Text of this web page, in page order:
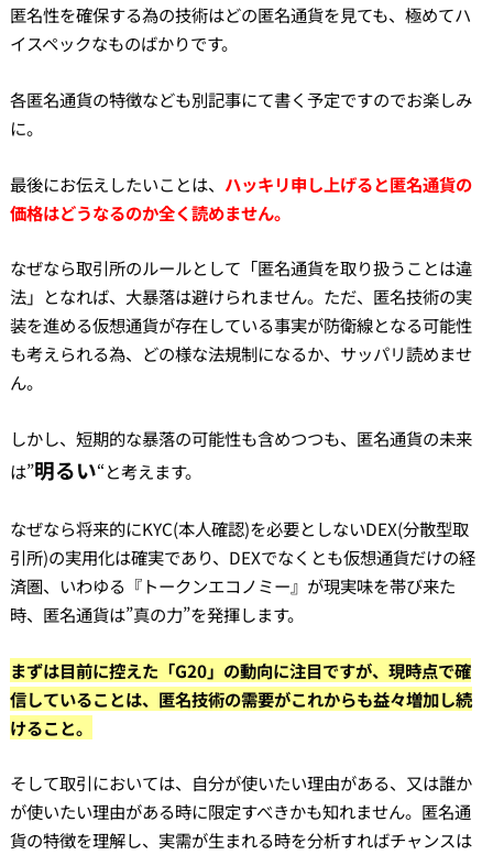
匿名性を確保する為の技術はどの匿名通貨を見ても、極めてハ
イスペックなものばかりです。
各匿名通貨の特徴なども別記事にて書く予定ですのでお楽しみ
に。
最後にお伝えしたいことは、 ハッキリ申し上げると匿名通貨の
価格はどうなるのか全く読めません。
なぜなら取引所のルールとして「匿名通貨を取り扱うことは違
法」となれば、大暴落は避けられません。ただ、匿名技術の実
装を進める仮想通貨が存在している事実が防衛線となる可能性
も考えられる為、どの様な法規制になるか、サッパリ読めませ
ん。
しかし、短期的な暴落の可能性も含めつつも、匿名通貨の未来
は”明るい“と考えます。
なぜなら将来的にKYC(本人確認)を必要としないDEX(分散型取
引所)の実用化は確実であり、DEXでなくとも仮想通貨だけの経
済圏、いわゆる『トークンエコノミー』が現実味を帯び来た
時、匿名通貨は”真の力”を発揮します。
まずは目前に控えた「G20」の動向に注目ですが、現時点で確
信していることは、匿名技術の需要がこれからも益々増加し続
けること。
そして取引においては、自分が使いたい理由がある、又は誰か
が使いたい理由がある時に限定すべきかも知れません。匿名通
貨の特徴を理解し、実需が生まれる時を分析すればチャンスは